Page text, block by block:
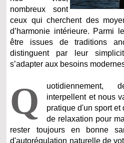
nombreux sont
ceux qui cherchent des
d’harmonie intérieure. Parmi
être issues de traditions
distinguent par leur
s’adapter aux besoins
Q
uotidiennement,
interpellent et nous
pratique d'un sport
de relaxation pour
rester toujours en bonne
d'autorégulation naturelle de